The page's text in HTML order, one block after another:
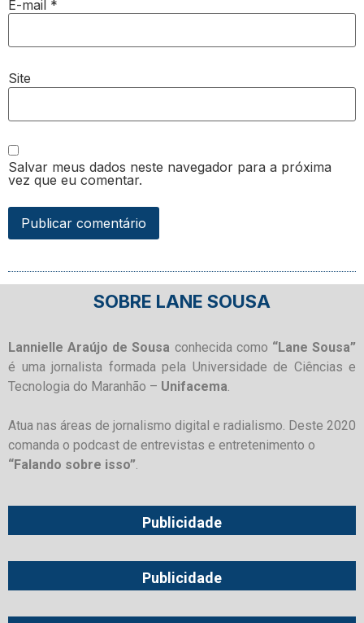
E-mail *
Site
Salvar meus dados neste navegador para a próxima
vez que eu comentar.
SOBRE LANE SOUSA
Lannielle Araújo de Sousa conhecida como “Lane Sousa”
é uma jornalista formada pela Universidade de Ciências e
Tecnologia do Maranhão – Unifacema.
Atua nas áreas de jornalismo digital e radialismo. Deste 2020
comanda o podcast de entrevistas e entretenimento o
“Falando sobre isso”.
Publicidade
Publicidade